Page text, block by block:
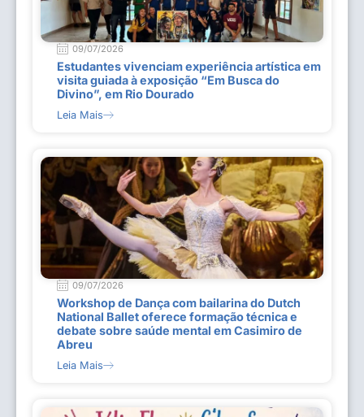
09/07/2026
Estudantes vivenciam experiência artística em
visita guiada à exposição “Em Busca do
Divino”, em Rio Dourado
Leia Mais
09/07/2026
Workshop de Dança com bailarina do Dutch
National Ballet oferece formação técnica e
debate sobre saúde mental em Casimiro de
Abreu
Leia Mais